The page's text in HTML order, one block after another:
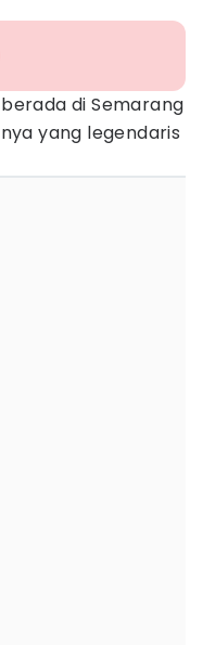
di Semarang
yang legendaris